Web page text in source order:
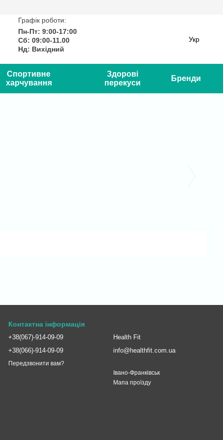
Графік роботи:
Пн-Пт: 9:00-17:00
Сб: 09:00-11.00
Нд: Вихідний
Укр
Спортивне
харчування
Здорові
перекуси
Бренди
Контактна інформація
+38(067)-914-09-09
+38(066)-914-09-09
Передзвонити вам?
Health Fit
info@healthfit.com.ua
Івано-Франківськ
Мапа проїзду